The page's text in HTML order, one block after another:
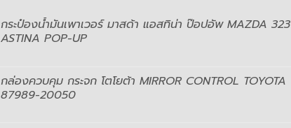
กระป๋องน้ำมันเพาเวอร์ มาสด้า แอสทิน่า ป๊อปอัพ MAZDA 323
ASTINA POP-UP
กล่องควบคุม กระจก โตโยต้า MIRROR CONTROL TOYOTA
87989-20050